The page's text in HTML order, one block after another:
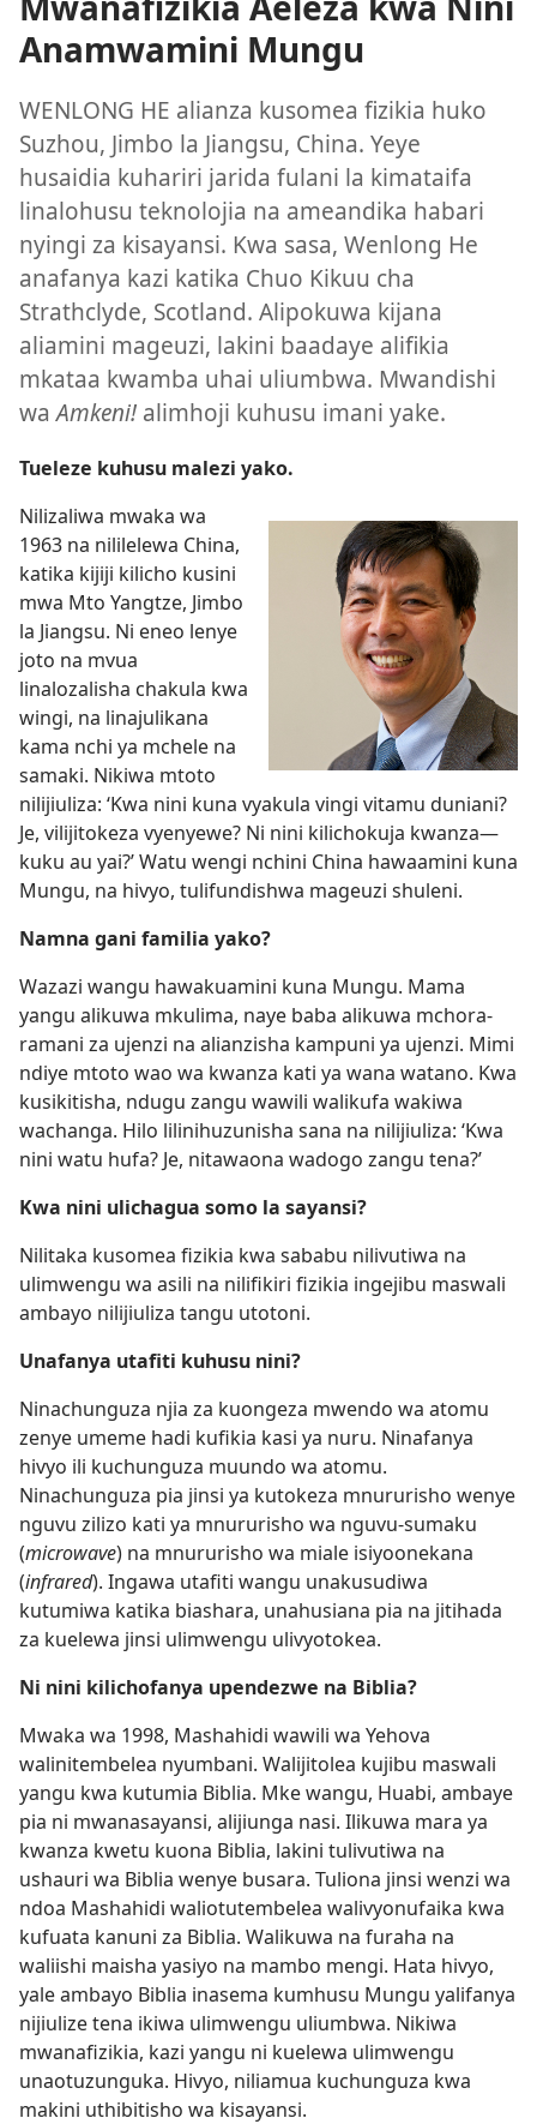
Anamwamini Mungu
WENLONG HE alianza kusomea fizikia huko
Suzhou, Jimbo la Jiangsu, China. Yeye
husaidia kuhariri jarida fulani la kimataifa
linalohusu teknolojia na ameandika habari
nyingi za kisayansi. Kwa sasa, Wenlong He
anafanya kazi katika Chuo Kikuu cha
Strathclyde, Scotland. Alipokuwa kijana
aliamini mageuzi, lakini baadaye alifikia
mkataa kwamba uhai uliumbwa. Mwandishi
waAmkeni! alimhoji kuhusu imani yake.
Tueleze kuhusu malezi yako.
Nilizaliwa mwaka wa
1963 na nililelewa China,
katika kijiji kilicho kusini
mwa Mto Yangtze, Jimbo
la Jiangsu. Ni eneo lenye
joto na mvua
linalozalisha chakula kwa
wingi, na linajulikana
kama nchi ya mchele na
samaki. Nikiwa mtoto
nilijiuliza: ‘Kwa nini kuna vyakula vingi vitamu duniani?
Je, vilijitokeza vyenyewe? Ni nini kilichokuja kwanza—
kuku au yai?’ Watu wengi nchini China hawaamini kuna
Mungu, na hivyo, tulifundishwa mageuzi shuleni.
Namna gani familia yako?
Wazazi wangu hawakuamini kuna Mungu. Mama
yangu alikuwa mkulima, naye baba alikuwa mchora-
ramani za ujenzi na alianzisha kampuni ya ujenzi. Mimi
ndiye mtoto wao wa kwanza kati ya wana watano. Kwa
kusikitisha, ndugu zangu wawili walikufa wakiwa
wachanga. Hilo lilinihuzunisha sana na nilijiuliza: ‘Kwa
nini watu hufa? Je, nitawaona wadogo zangu tena?’
Kwa nini ulichagua somo la sayansi?
Nilitaka kusomea fizikia kwa sababu nilivutiwa na
ulimwengu wa asili na nilifikiri fizikia ingejibu maswali
ambayo nilijiuliza tangu utotoni.
Unafanya utafiti kuhusu nini?
Ninachunguza njia za kuongeza mwendo wa atomu
zenye umeme hadi kufikia kasi ya nuru. Ninafanya
hivyo ili kuchunguza muundo wa atomu.
Ninachunguza pia jinsi ya kutokeza mnururisho wenye
nguvu zilizo kati ya mnururisho wa nguvu-sumaku
(microwave) na mnururisho wa miale isiyoonekana
(infrared). Ingawa utafiti wangu unakusudiwa
kutumiwa katika biashara, unahusiana pia na jitihada
za kuelewa jinsi ulimwengu ulivyotokea.
Ni nini kilichofanya upendezwe na Biblia?
Mwaka wa 1998, Mashahidi wawili wa Yehova
walinitembelea nyumbani. Walijitolea kujibu maswali
yangu kwa kutumia Biblia. Mke wangu, Huabi, ambaye
pia ni mwanasayansi, alijiunga nasi. Ilikuwa mara ya
kwanza kwetu kuona Biblia, lakini tulivutiwa na
ushauri wa Biblia wenye busara. Tuliona jinsi wenzi wa
ndoa Mashahidi waliotutembelea walivyonufaika kwa
kufuata kanuni za Biblia. Walikuwa na furaha na
waliishi maisha yasiyo na mambo mengi. Hata hivyo,
yale ambayo Biblia inasema kumhusu Mungu yalifanya
nijiulize tena ikiwa ulimwengu uliumbwa. Nikiwa
mwanafizikia, kazi yangu ni kuelewa ulimwengu
unaotuzunguka. Hivyo, niliamua kuchunguza kwa
makini uthibitisho wa kisayansi.